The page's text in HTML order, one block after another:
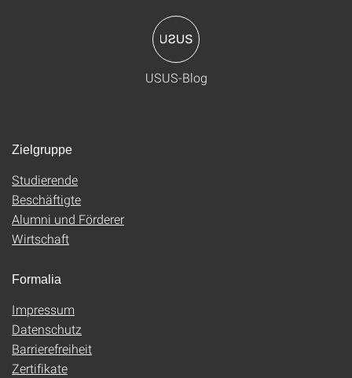
USUS-Blog
Zielgruppe
Studierende
Beschäftigte
Alumni und Förderer
Wirtschaft
Formalia
Impressum
Datenschutz
Barrierefreiheit
Zertifikate